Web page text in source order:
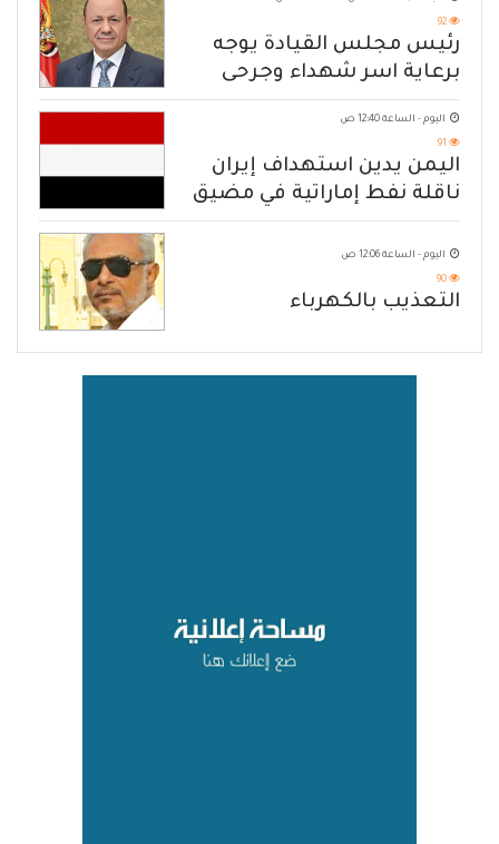
92
رئيس مجلس القيادة يوجه
برعاية اسر شهداء وجرحى
الهجوم الإرهابي الحوثي والرد
الحازم على مصدر التهديد
اليوم - الساعة 12:40 ص
91
اليمن يدين استهداف إيران
ناقلة نفط إماراتية في مضيق
هرمز
اليوم - الساعة 12:06 ص
90
التعذيب بالكهرباء